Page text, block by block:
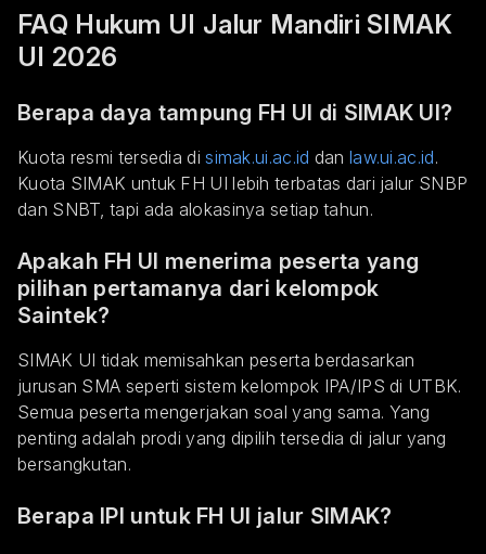
FAQ Hukum UI Jalur Mandiri SIMAK
UI 2026
Berapa daya tampung FH UI di SIMAK UI?
Kuota resmi tersedia disimak.ui.ac.id dan law.ui.ac.id.
Kuota SIMAK untuk FH UI lebih terbatas dari jalur SNBP
dan SNBT, tapi ada alokasinya setiap tahun.
Apakah FH UI menerima peserta yang
pilihan pertamanya dari kelompok
Saintek?
SIMAK UI tidak memisahkan peserta berdasarkan
jurusan SMA seperti sistem kelompok IPA/IPS di UTBK.
Semua peserta mengerjakan soal yang sama. Yang
penting adalah prodi yang dipilih tersedia di jalur yang
bersangkutan.
Berapa IPI untuk FH UI jalur SIMAK?